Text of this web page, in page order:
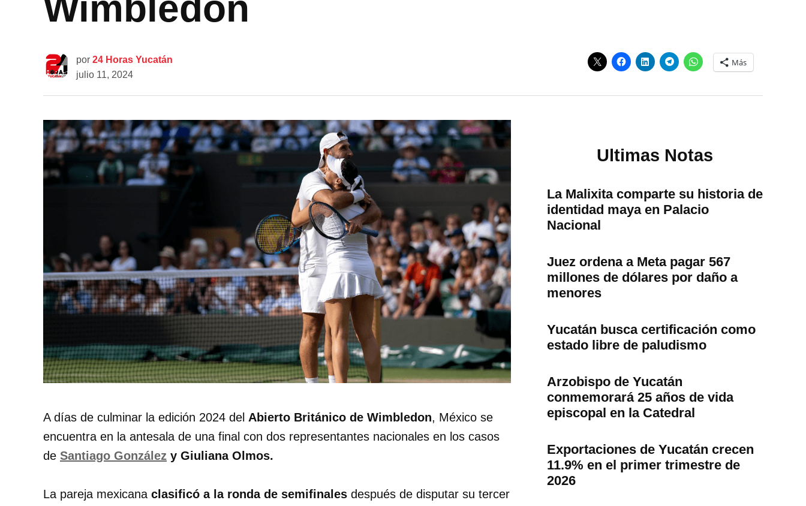
por 24 Horas Yucatán
julio 11, 2024
Más
A días de culminar la edición 2024 del Abierto Británico de Wimbledon, México se
encuentra en la antesala de una final con dos representantes nacionales en los casos
de Santiago González y Giuliana Olmos.
La pareja mexicana clasificó a la ronda de semifinales después de disputar su tercer
Ultimas Notas
La Malixita comparte su historia de
identidad maya en Palacio
Nacional
Juez ordena a Meta pagar 567
millones de dólares por daño a
menores
Yucatán busca certificación como
estado libre de paludismo
Arzobispo de Yucatán
conmemorará 25 años de vida
episcopal en la Catedral
Exportaciones de Yucatán crecen
11.9% en el primer trimestre de
2026